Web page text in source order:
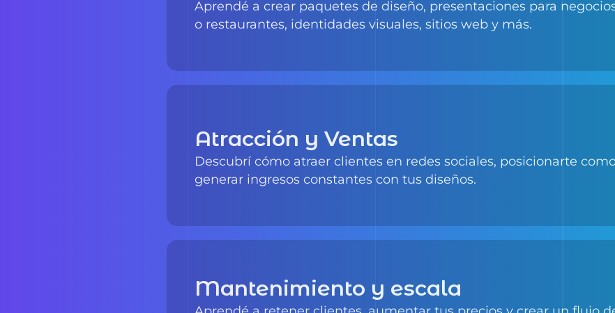
o restaurantes, identidades visuales, sitios web y más.
Descubrí cómo atraer clientes en redes sociales, posicionarte como
generar ingresos constantes con tus diseños.
Aprendé a retener clientes, aumentar tus precios y crear un flujo